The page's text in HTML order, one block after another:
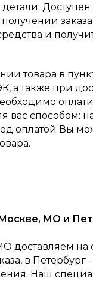
Каталог
0
детали.
и
товара в
а также при
вас способом:
оплатой Вы
МО и
доставляем
в Петербург
Наш